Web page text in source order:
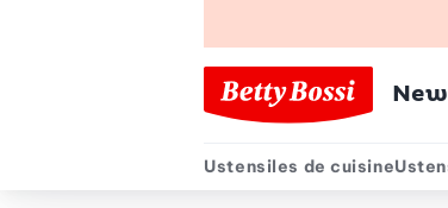
New
Menu
Ustensiles de cuisine